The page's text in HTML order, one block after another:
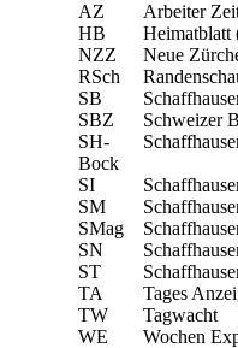
AZ
Arbeiter
HB
Heimatblatt
NZZ
Neue
RSch
SB
SBZ
Schweizer
SH-
Bock
SI
SM
SMag
SN
ST
TA
Tages
TW
Tagwacht
WE
Wochen